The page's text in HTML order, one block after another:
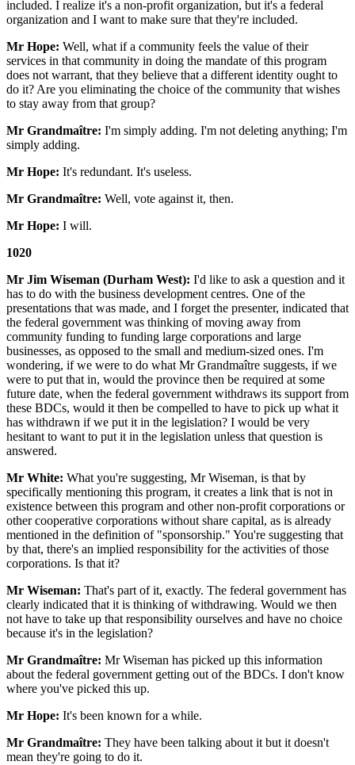
included. I realize it's a non-profit organization, but it's a federal
organization and I want to make sure that they're included.
Mr Hope: Well, what if a community feels the value of their
services in that community in doing the mandate of this program
does not warrant, that they believe that a different identity ought to
do it? Are you eliminating the choice of the community that wishes
to stay away from that group?
Mr Grandmaître: I'm simply adding. I'm not deleting anything; I'm
simply adding.
Mr Hope: It's redundant. It's useless.
Mr Grandmaître: Well, vote against it, then.
Mr Hope: I will.
1020
Mr Jim Wiseman (Durham West): I'd like to ask a question and it
has to do with the business development centres. One of the
presentations that was made, and I forget the presenter, indicated that
the federal government was thinking of moving away from
community funding to funding large corporations and large
businesses, as opposed to the small and medium-sized ones. I'm
wondering, if we were to do what Mr Grandmaître suggests, if we
were to put that in, would the province then be required at some
future date, when the federal government withdraws its support from
these BDCs, would it then be compelled to have to pick up what it
has withdrawn if we put it in the legislation? I would be very
hesitant to want to put it in the legislation unless that question is
answered.
Mr White: What you're suggesting, Mr Wiseman, is that by
specifically mentioning this program, it creates a link that is not in
existence between this program and other non-profit corporations or
other cooperative corporations without share capital, as is already
mentioned in the definition of "sponsorship." You're suggesting that
by that, there's an implied responsibility for the activities of those
corporations. Is that it?
Mr Wiseman: That's part of it, exactly. The federal government has
clearly indicated that it is thinking of withdrawing. Would we then
not have to take up that responsibility ourselves and have no choice
because it's in the legislation?
Mr Grandmaître: Mr Wiseman has picked up this information
about the federal government getting out of the BDCs. I don't know
where you've picked this up.
Mr Hope: It's been known for a while.
Mr Grandmaître: They have been talking about it but it doesn't
mean they're going to do it.